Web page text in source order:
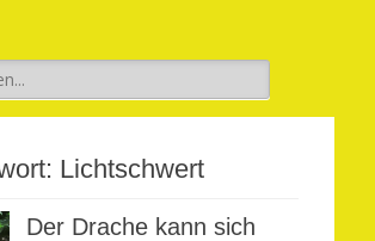
Lichtschwert
Der Drache kann sich